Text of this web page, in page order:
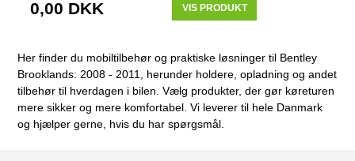
0,00 DKK VIS PRODUKT
Her finder du mobiltilbehør og praktiske løsninger til Bentley
Brooklands: 2008 - 2011, herunder holdere, opladning og andet
tilbehør til hverdagen i bilen. Vælg produkter, der gør køreturen
mere sikker og mere komfortabel. Vi leverer til hele Danmark
og hjælper gerne, hvis du har spørgsmål.